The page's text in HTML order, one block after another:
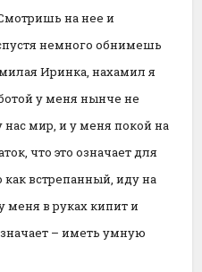
на нее и
немного обнимешь
Иринка, нахамил я
у меня нынче не
нас мир, и у меня покой на
что это означает для
встрепанный, иду на
меня в руках кипит и
– иметь умную